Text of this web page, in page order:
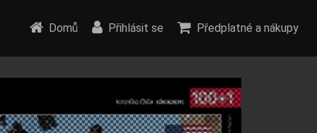
Domů Přihlásit se Předplatné a nákupy